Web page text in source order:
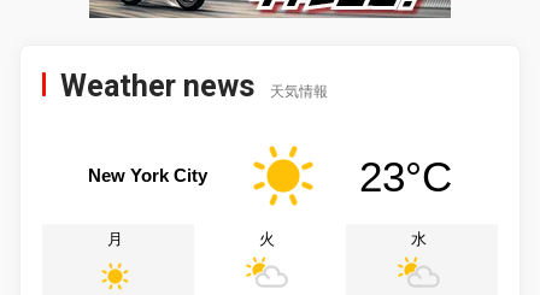
Weather news 天気情報
New York City 23°C
月 火 水